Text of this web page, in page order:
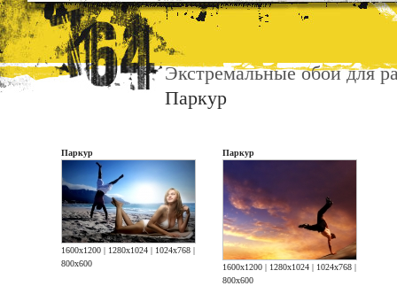
Экстремальные обои для
Паркур
Паркур
1600x1200 | 1280x1024 | 1024x768 |
800x600
Паркур
1600x1200 | 1280x1024 | 1024x768 |
800x600